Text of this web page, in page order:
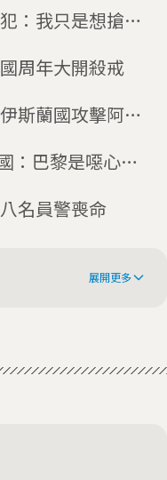
伊斯蘭國周年大開殺戒
：巴黎是噁心與
伊斯蘭國突襲開羅 八名員警喪命
展開更多